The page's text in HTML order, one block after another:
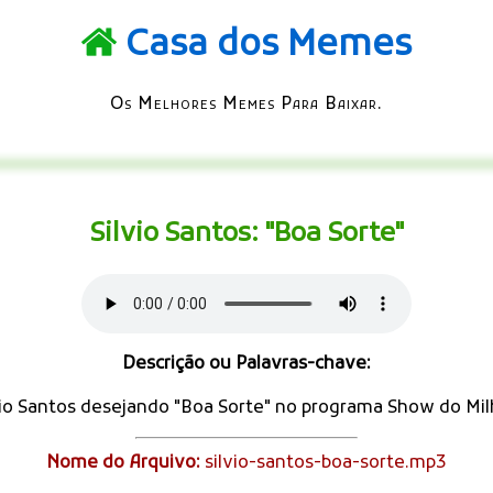
Casa dos Memes
Os Melhores Memes Para Baixar.
Silvio Santos: "Boa Sorte"
Descrição ou Palavras-chave:
Santos desejando "Boa Sorte" no programa Show do
Nome do Arquivo: silvio-santos-boa-sorte.mp3